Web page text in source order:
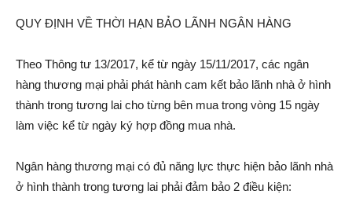
QUY ĐỊNH VỀ THỜI HẠN BẢO LÃNH NGÂN HÀNG
Theo Thông tư 13/2017, kể từ ngày 15/11/2017, các ngân
hàng thương mại phải phát hành cam kết bảo lãnh nhà ở hình
thành trong tương lai cho từng bên mua trong vòng 15 ngày
làm việc kể từ ngày ký hợp đồng mua nhà.
Ngân hàng thương mại có đủ năng lực thực hiện bảo lãnh nhà
ở hình thành trong tương lai phải đảm bảo 2 điều kiện: